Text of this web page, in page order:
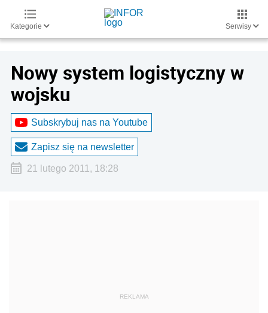
Kategorie Serwisy
Nowy system logistyczny w
wojsku
Subskrybuj nas na Youtube
Zapisz się na newsletter
21 lutego 2011, 18:28